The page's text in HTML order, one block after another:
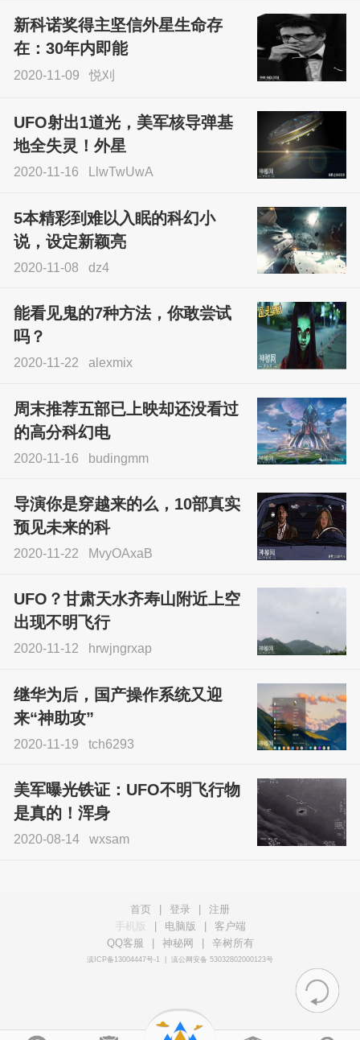
sskfn
新科诺奖得主坚信外星生命存
在：30年内即能
2020-11-09 悦刈
UFO射出1道光，美军核导弹基
地全失灵！外星
2020-11-16 LlwTwUwA
5本精彩到难以入眠的科幻小
说，设定新颖亮
2020-11-08 dz4
能看见鬼的7种方法，你敢尝试
吗？
2020-11-22 alexmix
周末推荐五部已上映却还没看过
的高分科幻电
2020-11-16 budingmm
导演你是穿越来的么，10部真实
预见未来的科
2020-11-22 MvyOAxaB
UFO？甘肃天水齐寿山附近上空
出现不明飞行
2020-11-12 hrwjngrxap
继华为后，国产操作系统又迎
来“神助攻”
2020-11-19 tch6293
美军曝光铁证：UFO不明飞行物
是真的！浑身
2020-08-14 wxsam
首页 登录
注册
手机版
电脑版
客户端
QQ客服
神秘网 辛树所有
滇ICP备13004447号-1 滇公网安备 53032802000123号